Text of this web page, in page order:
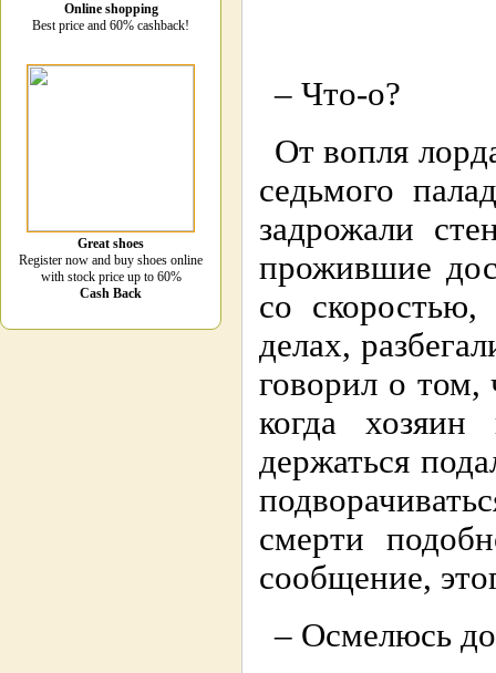
– Что-о?
От вопля
седьмого
задрожали
прожившие
со
делах,
говорил о том,
когда хозяин
держаться
смерти
сообщение,
– Осмелюсь
Online shopping
Best price and 60% cashback!
Great shoes
Register now and buy shoes online
with stock price up to 60%
Cash Back